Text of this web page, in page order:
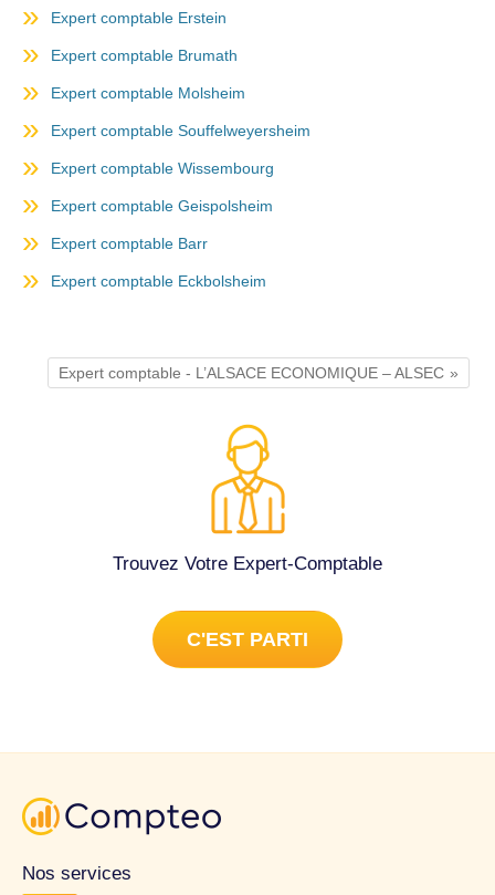
Expert comptable Erstein
Expert comptable Brumath
Expert comptable Molsheim
Expert comptable Souffelweyersheim
Expert comptable Wissembourg
Expert comptable Geispolsheim
Expert comptable Barr
Expert comptable Eckbolsheim
Expert comptable - L’ALSACE ECONOMIQUE – ALSEC
Trouvez Votre Expert-Comptable
C'EST PARTI
Nos services